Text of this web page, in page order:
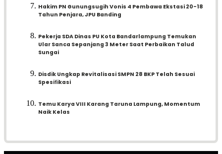
Hakim PN Gunungsugih Vonis 4 Pembawa Ekstasi 20-18
Tahun Penjara, JPU Banding
Pekerja SDA Dinas PU Kota Bandarlampung Temukan
Ular Sanca Sepanjang 3 Meter Saat Perbaikan Talud
Sungai
Disdik Ungkap Revitalisasi SMPN 28 BKP Telah Sesuai
Spesifikasi
Temu Karya VIII Karang Taruna Lampung, Momentum
Naik Kelas